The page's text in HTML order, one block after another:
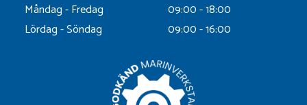
Måndag - Fredag
09:00 - 18:00
Lördag - Söndag
09:00 - 16:00